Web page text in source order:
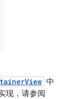
中
现，请参阅